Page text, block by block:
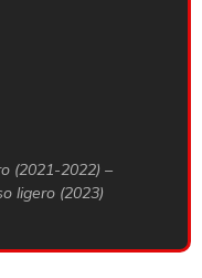
(2021-2022) –
ligero (2023)